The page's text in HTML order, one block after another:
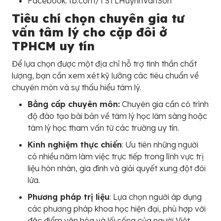
Tiêu chí chọn chuyên gia tư
vấn tâm lý cho cặp đôi ở
TPHCM uy tín
Để lựa chọn được một địa chỉ hỗ trợ tinh thần chất
lượng, bạn cần xem xét kỹ lưỡng các tiêu chuẩn về
chuyên môn và sự thấu hiểu tâm lý.
Bằng cấp chuyên môn: Chuyên gia cần có trình
độ đào tạo bài bản về tâm lý học lâm sàng hoặc
tâm lý học tham vấn từ các trường uy tín.
Kinh nghiệm thực chiến: Ưu tiên những người
có nhiều năm làm việc trực tiếp trong lĩnh vực trị
liệu hôn nhân, gia đình và giải quyết xung đột đôi
lứa.
Phương pháp trị liệu: Lựa chọn người áp dụng
các phương pháp khoa học hiện đại, phù hợp với